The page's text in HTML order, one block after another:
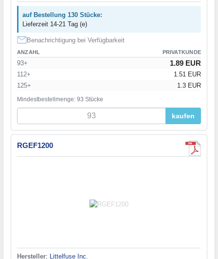
auf Bestellung 130 Stücke:
Lieferzeit 14-21 Tag (e)
Benachrichtigung bei Verfügbarkeit
ANZAHL PRIVATKUNDE
93+ 1.89 EUR
112+
1.51 EUR
125+
1.3 EUR
Mindestbestellmenge: 93 Stücke
kaufen
RGEF1200
Hersteller: Littelfuse Inc.